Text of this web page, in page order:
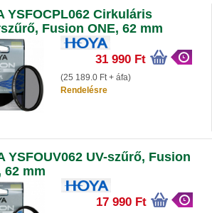
YSFOCPL062 Cirkuláris
Fusion ONE, 62 mm
31 990 Ft
(25 189.0 Ft + áfa)
Rendelésre
YSFOUV062 UV-szűrő, Fusion
62 mm
17 990 Ft